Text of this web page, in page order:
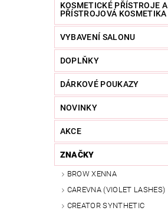
KOSMETICKÉ PŘÍSTROJE A
PŘÍSTROJOVÁ KOSMETIKA
VYBAVENÍ SALONU
DOPLŇKY
DÁRKOVÉ POUKAZY
NOVINKY
AKCE
ZNAČKY
BROW XENNA
CAREVNA (VIOLET LASHES)
CREATOR SYNTHETIC